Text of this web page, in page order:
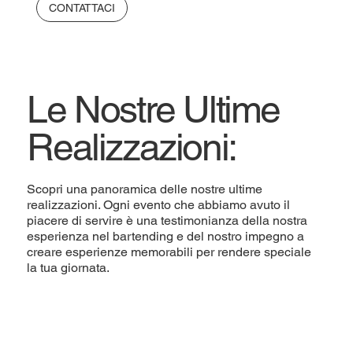
CONTATTACI
Le Nostre Ultime
Realizzazioni:
Scopri una panoramica delle nostre ultime
realizzazioni. Ogni evento che abbiamo avuto il
piacere di servire è una testimonianza della nostra
esperienza nel bartending e del nostro impegno a
creare esperienze memorabili per rendere speciale
la tua giornata.